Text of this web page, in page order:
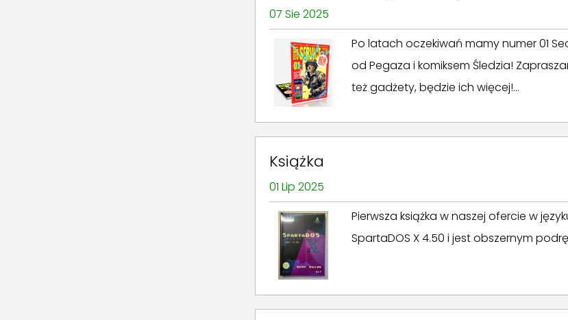
07 Sie 2025
Po latach oczekiwań mamy numer 01
od Pegaza i komiksem Śledzia!
też gadżety, będzie ich więcej!...
Książka
01 Lip 2025
Pierwsza książka w naszej ofercie w
SpartaDOS X 4.50 i jest obszernym